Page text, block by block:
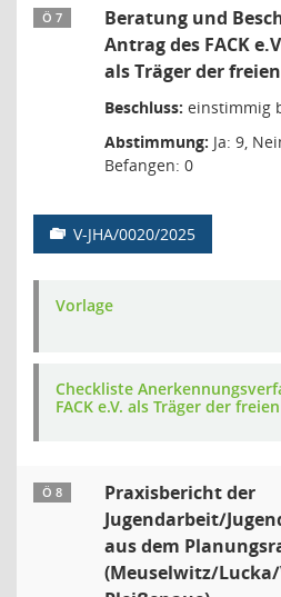
Ö 7
Beratung und
Antrag des FACK
als Träger der
Beschluss: einstimmig
Abstimmung: Ja: 9,
Befangen: 0
V-JHA/0020/2025
Vorlage
Checkliste
FACK e.V. als Träger der freien
Ö 8
Praxisbericht der
Jugendarbeit/
aus dem
(Meuselwitz/Lucka/